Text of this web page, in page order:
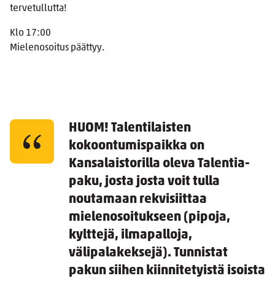
tervetullutta!
Klo 17:00
Mielenosoitus päättyy.
HUOM! Talentilaisten
kokoontumispaikka on
Kansalaistorilla oleva Talentia-
paku, josta josta voit tulla
noutamaan rekvisiittaa
mielenosoitukseen (pipoja,
kylttejä, ilmapalloja,
välipalakeksejä). Tunnistat
pakun siihen kiinnitetyistä isoista